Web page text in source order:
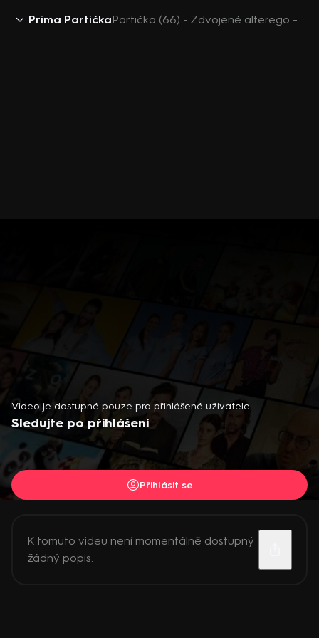
Prima Partička Partička (66) - Zdvojené alterego - UnCut
Video je dostupné pouze pro přihlášené uživatele.
Sledujte po přihlášení
Přihlásit se
K tomuto videu není momentálně dostupný
žádný popis.